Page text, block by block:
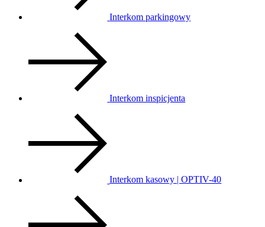
Interkom parkingowy
Interkom inspicjenta
Interkom kasowy | OPTIV-40